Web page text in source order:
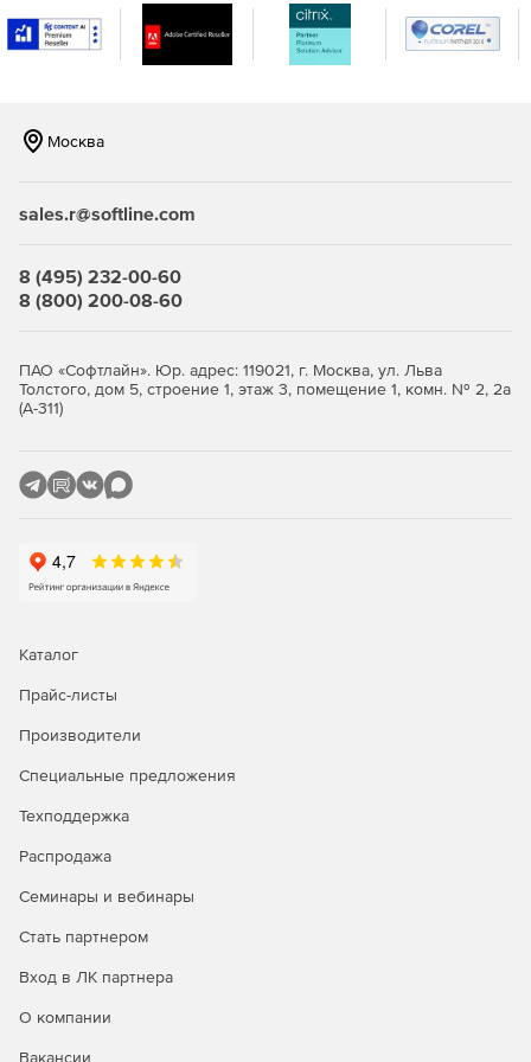
Сдача отчётности в ФНС, ПФР, ФСС, Росстат,
Росалкогольрегулирование (ЕГАИС).
Авторизация на Госуслугах, в Росреестре, на портале
Защищённый электронный документооборот с
Шифрование данных и защита соединений по
протоколу TLS с применением алгоритмов ГОСТ.
Кому пригодится
Руководителю и ИП — для работы на Госуслугах, в
ИТ-отделу — для централизованной установки СКЗИ
на рабочие места и серверы.
подписания контрактов на площадках госзакупок.
Инструменты КриптоПро CSP 5.0
Москва
sales.r@softline.com
8 (495) 232-00-60
8 (800) 200-08-60
ПАО «Софтлайн». Юр. адрес: 119021, г. Москва, ул. Льва
Толстого, дом 5, строение 1, этаж 3, помещение 1, комн. № 2, 2а
(А-311)
Каталог
Прайс-листы
Производители
Специальные предложения
Техподдержка
Распродажа
Семинары и вебинары
Стать партнером
Вход в ЛК партнера
О компании
Вакансии